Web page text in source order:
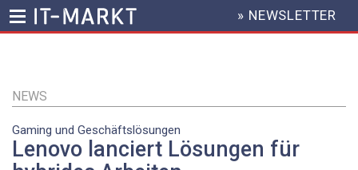
Inhalt
HEADER
MENU
» NEWSLETTER
NEWS
Gaming und Geschäftslösungen
Lenovo lanciert Lösungen für